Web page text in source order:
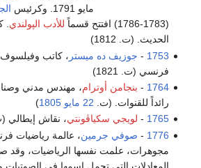
مايو 1791. وكرئيس
(1783-1786) افتتح قسماً
للأدب الپولندي.
الحديث. (ت. 1812)
1753
- جوزيف ده ميستر ، كاتب
فرنسي (ت. 1821)
1764
- بنجامن أوترام، مهندس مدني
رائداً للقنوات. (ت. 22 مايو 1805
)
1765
- لويجي سكياڤونتي، نقاش إيطالي (ت.
1776
- صوفي جرمين، عالمة رياضيات
مجوهرات، علمت نفسها الرياضيات، وقد